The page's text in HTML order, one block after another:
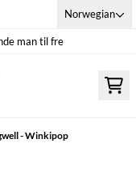
Norwegian
man til fre
- Winkipop